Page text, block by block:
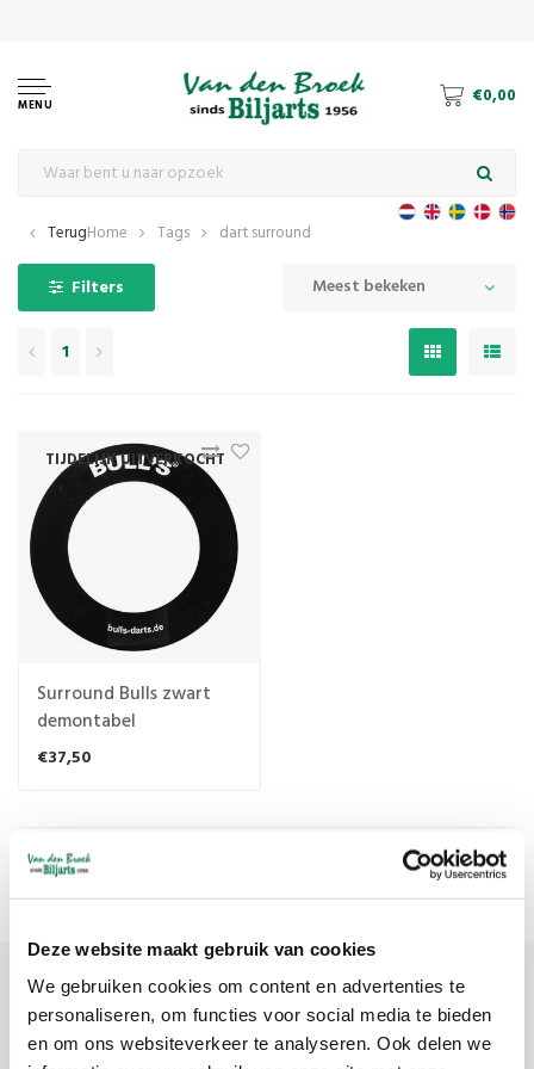
Deze website maakt gebruik van cookies
We gebruiken cookies om content en advertenties te
personaliseren, om functies voor social media te bieden
en om ons websiteverkeer te analyseren. Ook delen we
MENU €0,00
TerugHome Tags dart surround
Filters Meest bekeken
1
TIJDELIJK UITVERKOCHT
Surround Bulls zwart
demontabel
€37,50
Meest bekeken 1
Meld je aan voor onze nieuwsbrief